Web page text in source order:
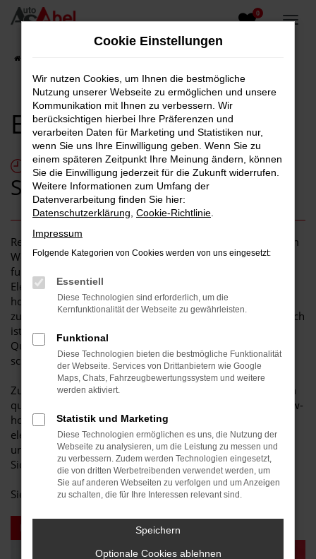
Zum
0
Elektriker (m/w/d)
Zeitpunkt: ab sofort |
Standort: Hünfeld
Reisemobile vereinen modernste Technik mit individuellem
Wohnkomfort. Damit unterwegs alles zuverlässig
funktioniert, braucht es präzise und fachgerechte
Elektrotechnik. Die Autoservice Abel GmbH steht für
hochwertigen Ausbau, professionelle Nachrüstung und
zuverlässigen Service rund um Reisemobile. Unser Anspruch
ist es, innovative Techniklösungen mit handwerklicher
Qualität zu verbinden und so mobile Lebensräume zu
schaffen, die höchsten Ansprüchen gerecht werden.
Zur Verstärkung unseres Teams suchen wir ab sofort einen
qualifizierten Elektriker (m/w/d), der mit technischem Know-
how, Sorgfalt und Verantwortungsbewusstsein die
elektrischen Systeme unserer Reisemobile installiert, prüft
und optimiert. Sie sorgen dafür, dass Energieversorgung,
Sicherheit und Komfort perfekt zusammenspielen.
Sie haben Interesse?
Bewerben Sie sich jetzt!
Cookie Einstellungen
Wir nutzen Cookies, um Ihnen die bestmögliche
Nutzung unserer Webseite zu ermöglichen und unsere
Kommunikation mit Ihnen zu verbessern. Wir
berücksichtigen hierbei Ihre Präferenzen und
verarbeiten Daten für Marketing und Statistiken nur,
wenn Sie uns Ihre Einwilligung geben. Wenn Sie zu
einem späteren Zeitpunkt Ihre Meinung ändern, können
Sie die Einwilligung jederzeit für die Zukunft widerrufen.
Weitere Informationen zum Umfang der
Datenverarbeitung finden Sie hier:
Datenschutzerklärung Cookie-Richtlinie
Impressum
Folgende Kategorien von Cookies werden von uns eingesetzt:
Essentiell
Diese Technologien sind erforderlich, um die
Kernfunktionalität der Webseite zu gewährleisten.
Funktional
Diese Technologien bieten die bestmögliche Funktionalität
der Webseite. Services von Drittanbietern wie Google
Maps, Chats, Fahrzeugbewertungssystem und weitere
werden aktiviert.
Statistik und Marketing
Diese Technologien ermöglichen es uns, die Nutzung der
Webseite zu analysieren, um die Leistung zu messen und
zu verbessern. Zudem werden Technologien eingesetzt,
die von dritten Werbetreibenden verwendet werden, um
Sie auf anderen Webseiten zu verfolgen und um Anzeigen
zu schalten, die für Ihre Interessen relevant sind.
Speichern
Optionale Cookies ablehnen